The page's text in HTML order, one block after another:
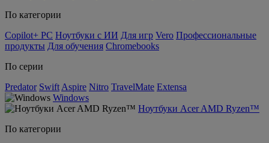
По категории
Copilot+ PC Ноутбуки с ИИ Для игр Vero Профессиональные
продукты Для обучения Chromebooks
По серии
Predator Swift Aspire Nitro TravelMate Extensa
Windows
Ноутбуки Acer AMD Ryzen™
По категории